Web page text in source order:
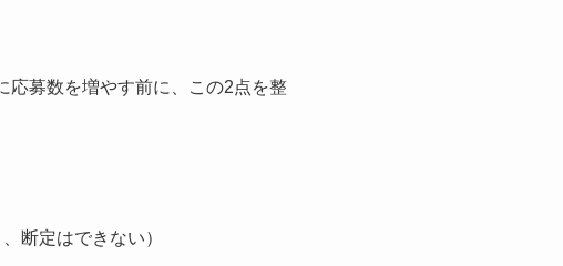
応募数を増やす前に、この2点を整
断定はできない）